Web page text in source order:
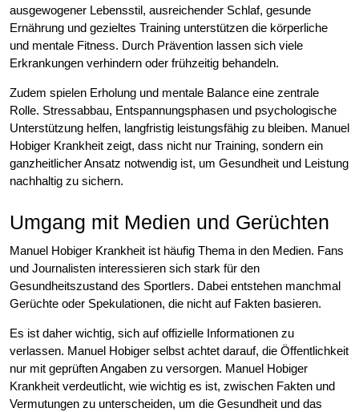
ausgewogener Lebensstil, ausreichender Schlaf, gesunde
Ernährung und gezieltes Training unterstützen die körperliche
und mentale Fitness. Durch Prävention lassen sich viele
Erkrankungen verhindern oder frühzeitig behandeln.
Zudem spielen Erholung und mentale Balance eine zentrale
Rolle. Stressabbau, Entspannungsphasen und psychologische
Unterstützung helfen, langfristig leistungsfähig zu bleiben. Manuel
Hobiger Krankheit zeigt, dass nicht nur Training, sondern ein
ganzheitlicher Ansatz notwendig ist, um Gesundheit und Leistung
nachhaltig zu sichern.
Umgang mit Medien und Gerüchten
Manuel Hobiger Krankheit ist häufig Thema in den Medien. Fans
und Journalisten interessieren sich stark für den
Gesundheitszustand des Sportlers. Dabei entstehen manchmal
Gerüchte oder Spekulationen, die nicht auf Fakten basieren.
Es ist daher wichtig, sich auf offizielle Informationen zu
verlassen. Manuel Hobiger selbst achtet darauf, die Öffentlichkeit
nur mit geprüften Angaben zu versorgen. Manuel Hobiger
Krankheit verdeutlicht, wie wichtig es ist, zwischen Fakten und
Vermutungen zu unterscheiden, um die Gesundheit und das